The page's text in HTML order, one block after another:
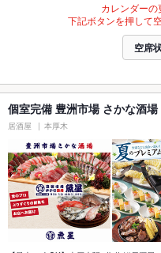
カレンダーの
下記ボタンを押して
空席
個室完備 豊洲市場 さかな酒
居酒屋 本厚木